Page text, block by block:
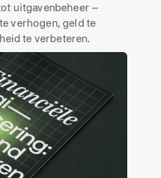
uitgavenbeheer –
verhogen, geld te
te verbeteren.